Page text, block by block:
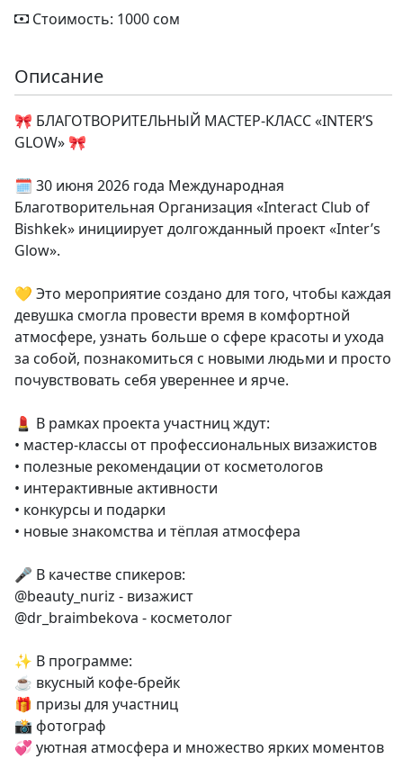
Стоимость: 1000 сом
Описание
🎀 БЛАГОТВОРИТЕЛЬНЫЙ МАСТЕР-КЛАСС «INTER’S
GLOW» 🎀
🗓️ 30 июня 2026 года Международная
Благотворительная Организация «Interact Club of
Bishkek» инициирует долгожданный проект «Inter’s
Glow».
💛 Это мероприятие создано для того, чтобы каждая
девушка смогла провести время в комфортной
атмосфере, узнать больше о сфере красоты и ухода
за собой, познакомиться с новыми людьми и просто
почувствовать себя увереннее и ярче.
💄 В рамках проекта участниц ждут:
• мастер-классы от профессиональных визажистов
• полезные рекомендации от косметологов
• интерактивные активности
• конкурсы и подарки
• новые знакомства и тёплая атмосфера
🎤 В качестве спикеров:
@beauty_nuriz - визажист
@dr_braimbekova - косметолог
✨ В программе:
☕ вкусный кофе-брейк
🎁 призы для участниц
📸 фотограф
💞 уютная атмосфера и множество ярких моментов